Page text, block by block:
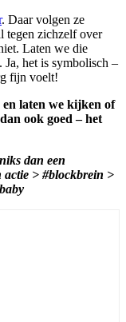
. Daar volgen ze
tegen zichzelf over
Laten we die
Ja, het is symbolisch –
fijn voelt!
laten we kijken of
ook goed – het
dan een
actie > #blockbrein >